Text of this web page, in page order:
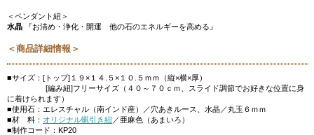
＜ペンダント紐＞
水晶 『お清め・浄化・開運 他の石のエネルギーを高める』
＜商品詳細情報＞
■サイズ：[トップ]１９×１４.５×１０.５ｍｍ（縦×横×厚）
[編み紐]フリーサイズ（４０～７０ｃｍ、スライド調節でお好きな位置に身
に着けられます）
■使用石：エレスチャル（南インド産）／穴あきルース、水晶／丸玉６ｍｍ
■材 料： オリジナル蝋引き紐 ／亜麻色（あまいろ）
■制作コード：KP20